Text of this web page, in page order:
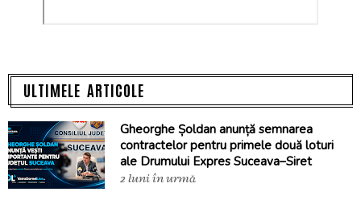
ULTIMELE ARTICOLE
Gheorghe Șoldan anunță semnarea
contractelor pentru primele două loturi
ale Drumului Expres Suceava–Siret
2 luni în urmă